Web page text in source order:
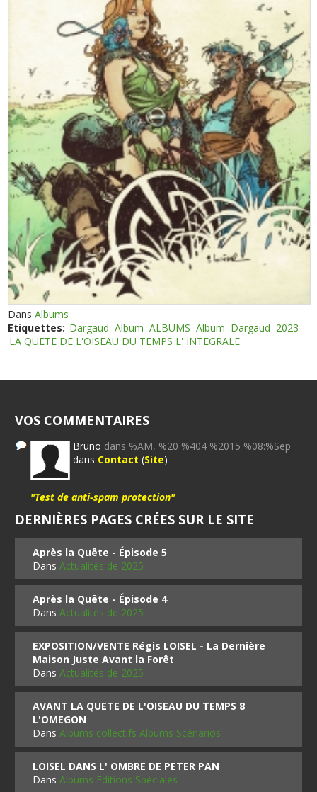
DansAlbums
Etiquettes: Dargaud Album ALBUMS Album Dargaud 2023
LA QUETE DE L'OISEAU DU TEMPS L' INTEGRALE
VOS COMMENTAIRES
Bruno dans %AM, %20 %404 %2015 %08:%Sep
dans Contact (Site)
"Test de anti-spam protection"
DERNIÈRES PAGES CRÉES SUR LE SITE
Après la Quête - Épisode 5
DansActualités de 2025
Après la Quête - Épisode 4
DansActualités de 2025
EXPOSITION/VENTE Régis LOISEL - La Dernière
Maison Juste Avant la Forêt
DansActualités de 2025
AVANT LA QUETE DE L'OISEAU DU TEMPS 8
L'OMEGON
DansAlbums collectifs Albums Scénarios
LOISEL DANS L' OMBRE DE PETER PAN
DansAlbums Editions Spéciales